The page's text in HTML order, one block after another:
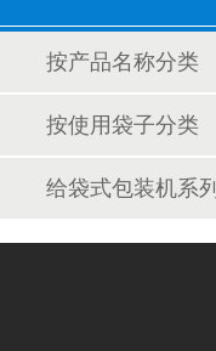
按产品名称分类
按使用袋子分类
给袋式包装机系列